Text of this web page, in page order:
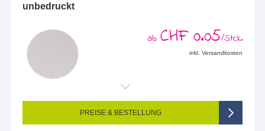
unbedruckt
ab CHF 0.05/Stck.
inkl. Versandkosten
PREISE & BESTELLUNG